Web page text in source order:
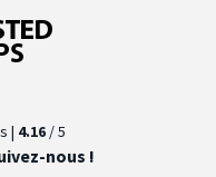
| 4.16/ 5
nous !